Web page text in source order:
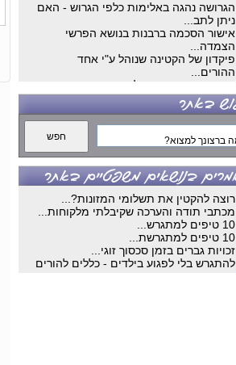
הגרושה נהגה באלימות כלפי הגרוש - האם
ניתן לתב...
אישור הסכמה ברבנות בנושא הפרשי
הצמדה...
פיקדון של הקטינה שנוהל ע"י אחד
ההורים...
גירושים מנישואים שלא התקיימו בארץ...
ויכוחים כלכלים...
עבודות קלדנות מהבית ...
עבודה...
דרושים...
קלדנות...
השלמת הליך גירושין...
חלוקת רכוש ...
חיים כפולים...
מתי למאהבת יש מעמד של ידועה
בציבור...
משמורת משותפת...
הסכם ממון שלא אושר...
חלוקת רכוש...
רוצה להקטין את תשלומי המזונות?...
מכתבי תודה והערכה שקיבלתי מלקוחות...
10 טיפים למתגרש...
10 טיפים למתגרשת...
זכויות גברים בזמן סכסוך זוגי...
להתגרש בלי לפגוע בילדים - כללים להורים